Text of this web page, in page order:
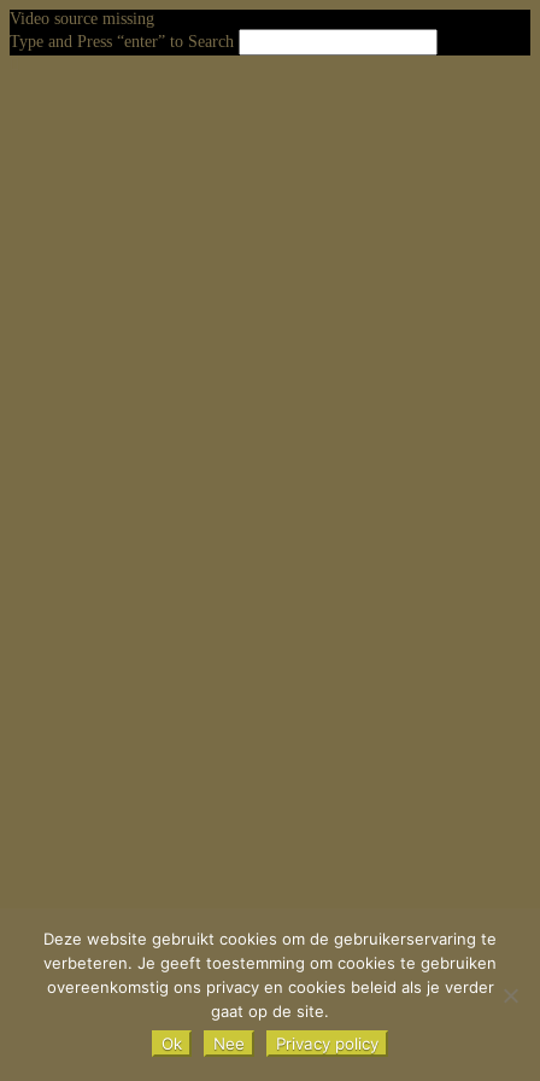
Video source missing
Type and Press “enter” to Search
Deze website gebruikt cookies om de gebruikerservaring te
verbeteren. Je geeft toestemming om cookies te gebruiken
overeenkomstig ons privacy en cookies beleid als je verder
gaat op de site.
Ok
Nee Privacy policy